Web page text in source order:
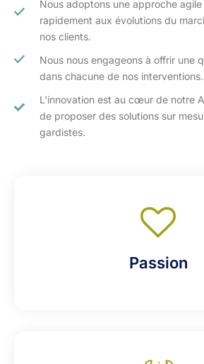
Nous adoptons une approche
rapidement aux évolutions du
nos clients.​
Nous nous engageons à offrir une
dans chacune de nos interventions.
L'innovation est au cœur de notre
de proposer des solutions sur
gardistes.
Passion